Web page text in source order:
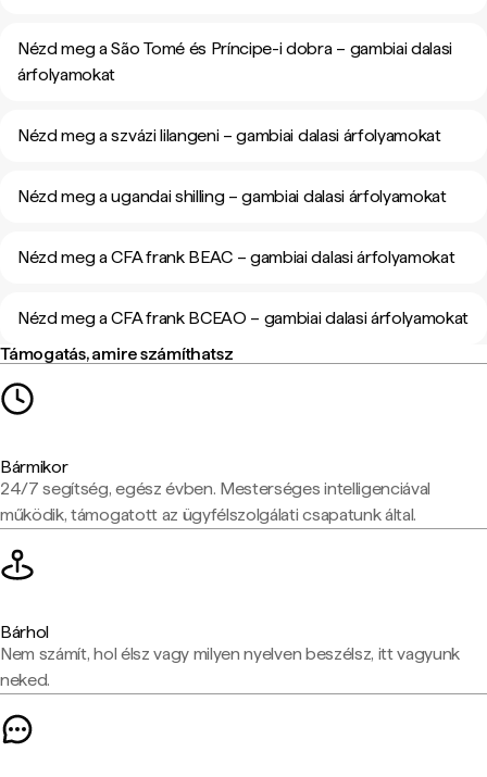
Nézd meg a São Tomé és Príncipe-i dobra – gambiai dalasi
árfolyamokat
Nézd meg a szvázi lilangeni – gambiai dalasi árfolyamokat
Nézd meg a ugandai shilling – gambiai dalasi árfolyamokat
Nézd meg a CFA frank BEAC – gambiai dalasi árfolyamokat
Nézd meg a CFA frank BCEAO – gambiai dalasi árfolyamokat
Támogatás, amire számíthatsz
Bármikor
24/7 segítség, egész évben. Mesterséges intelligenciával
működik, támogatott az ügyfélszolgálati csapatunk által.
Bárhol
Nem számít, hol élsz vagy milyen nyelven beszélsz, itt vagyunk
neked.